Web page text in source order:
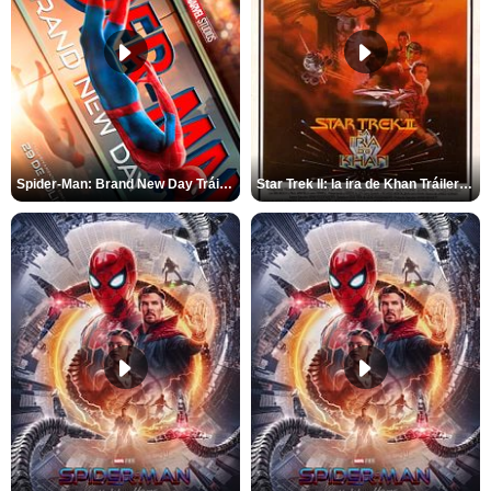
Spider-Man: Brand New Day Tráiler (3) Star Trek II: la ira de Khan Tráiler VO